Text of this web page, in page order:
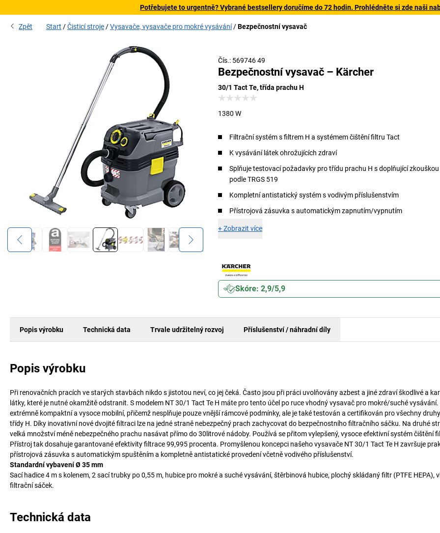
Potřebujete to urgentně? Vybrané bestsellery doručíme do 72 hodin. Prohlédněte si zde naši
Zpět Start Čisticí stroje Vysavače, vysavače pro mokré vysávání Bezpečnostní vysavač
Čís.: 569746 49
Bezpečnostní vysavač – Kärcher
30/1 Tact Te, třída prachu H
1380 W
Filtrační systém s filtrem H a systémem čištění filtru Tact
K vysávání látek ohrožujících zdraví
Splňuje testovací požadavky pro třídu prachu H s doplňující zkouškou
podle TRGS 519
Kompletní antistatický systém s vodivým příslušenstvím
Přístrojová zásuvka s automatickým zapnutím/vypnutím
+Zobrazit více
Skóre: 2,9/5,9
Popis výrobku Technická data Trvale udržitelný rozvoj Příslušenství / náhradní díly
Popis výrobku
Při renovačních pracích ve starých stavbách nikdo s jistotou neví, co jej čeká. Často jsou při práci uvolňovány azbest a jiné zdraví škodlivé a
látky, které je nutné okamžitě odstranit. S modelem NT 30/1 Tact Te H máte pro tento účel po ruce vhodný vysavač pro mokré/suché vysávání.
extrémně kompaktní a vysoce mobilní, přičemž nesplňuje pouze vnější rámcové podmínky, ale je také testován a certifikován pro všechny
třídy H. Díky inovativní nové dvojité filtraci lze na jedné straně nebezpečný prach zachycovat do bezpečnostního filtračního sáčku. Na druhé
velká množství méně nebezpečného prachu nasávat přímo do 30litrové nádoby. Používá se přitom vylepšený, vysoce efektivní systém čištění
Přístroj tak dosahuje garantované efektivity filtrace 99,995 procenta. Promyšlenou koncepci našeho vysavače NT 30/1 Tact Te H završuje
přístrojová zásuvka s automatickým spuštěním a kompletně antistatické provedení včetně vodivého příslušenství.
Standardní vybavení Ø 35 mm
Sací hadice 4 m s kolenem, 2 sací trubky po 0,55 m, hubice pro mokré a suché vysávání, štěrbinová hubice, plochý skládaný filtr (PTFE HEPA),
filtrační sáček.
Technická data